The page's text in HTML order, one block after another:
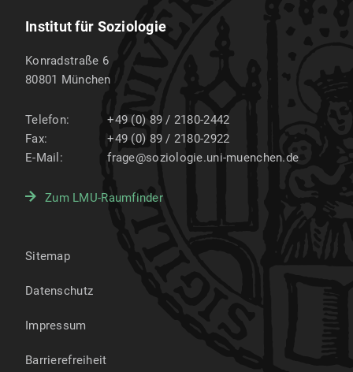
Institut für Soziologie
Konradstraße 6
80801 München
Telefon:
+49 (0) 89 / 2180-2442
Fax:
+49 (0) 89 / 2180-2922
E-Mail:
frage@soziologie.uni-muenchen.de
Zum LMU-Raumfinder
Sitemap
Datenschutz
Impressum
Barrierefreiheit